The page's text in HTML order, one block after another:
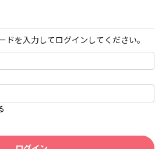
ドを入力してログインしてください。